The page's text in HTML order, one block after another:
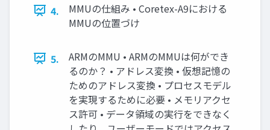
4.
MMUの仕組み • Coretex-A9における
MMUの位置づけ
5.
ARMのMMU • ARMのMMUは何ができ
るのか？ • アドレス変換 • 仮想記憶の
ためのアドレス変換 • プロセスモデル
を実現するために必要 • メモリアクセ
ス許可 • データ領域の実行をできなく